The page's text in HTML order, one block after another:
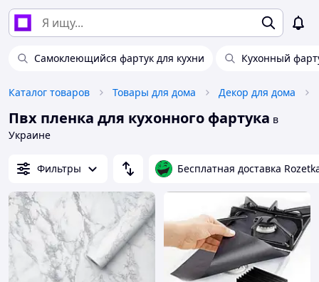
Самоклеющийся фартук для кухни Кухонный
Каталог товаров Товары для дома Декор для дома
Пвх пленка для кухонного фартука в
Украине
Фильтры Бесплатная доставка